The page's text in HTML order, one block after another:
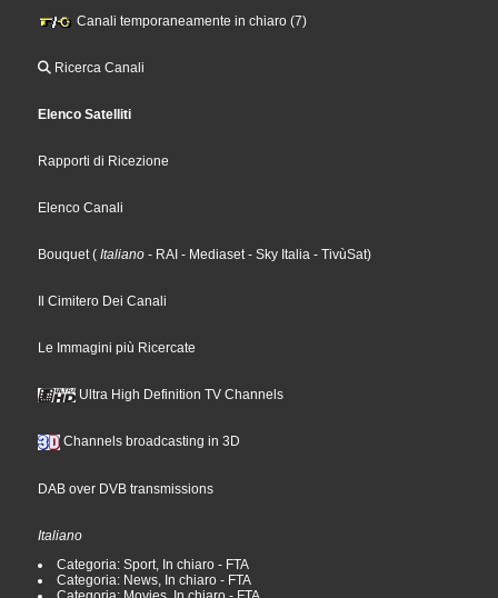
Canali temporaneamente in chiaro (7)
Ricerca Canali
Elenco Satelliti
Rapporti di Ricezione
Elenco Canali
Bouquet( Italiano - RAI - Mediaset- Sky Italia - TivùSat)
Il Cimitero Dei Canali
Le Immagini più Ricercate
Ultra High Definition TV Channels
Channels broadcasting in 3D
DAB over DVB transmissions
Italiano
Categoria: Sport, In chiaro - FTA
Categoria: News, In chiaro - FTA